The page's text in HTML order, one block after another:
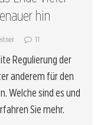
hin
11
Regulierung der
anderem für den
Welche sind es und
Sie mehr.